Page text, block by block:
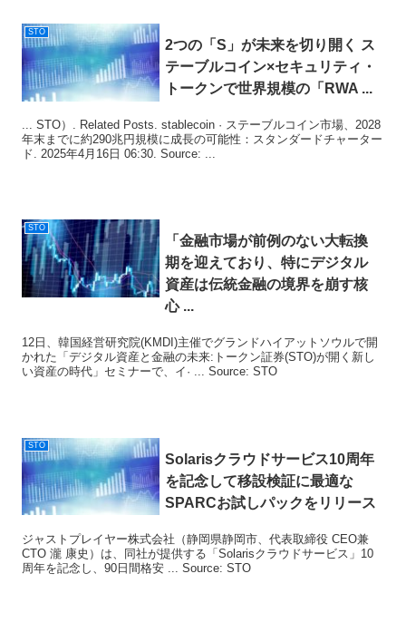
STO
2つの「S」が未来を切り開く ス
テーブルコイン×セキュリティ・
トークンで世界規模の「RWA ...
... STO）. Related Posts. stablecoin · ステーブルコイン市場、2028
年末までに約290兆円規模に成長の可能性：スタンダードチャーター
ド. 2025年4月16日 06:30. Source: ...
STO
「金融市場が前例のない大転換
期を迎えており、特にデジタル
資産は伝統金融の境界を崩す核
心 ...
12日、韓国経営研究院(KMDI)主催でグランドハイアットソウルで開
かれた「デジタル資産と金融の未来:トークン証券(STO)が開く新し
い資産の時代」セミナーで、イ· ... Source: STO
STO
Solarisクラウドサービス10周年
を記念して移設検証に最適な
SPARCお試しパックをリリース
ジャストプレイヤー株式会社（静岡県静岡市、代表取締役 CEO兼
CTO 瀧 康史）は、同社が提供する「Solarisクラウドサービス」10
周年を記念し、90日間格安 ... Source: STO